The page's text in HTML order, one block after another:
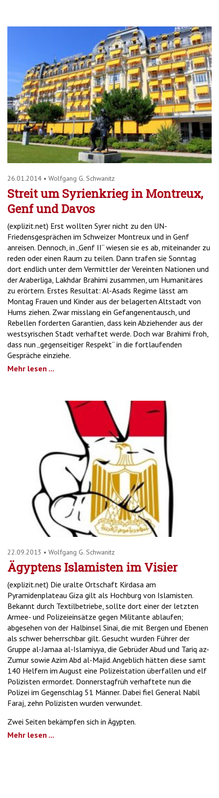
26.01.2014 • Wolfgang G. Schwanitz
Streit um Syrienkrieg in Montreux,
Genf und Davos
(explizit.net) Erst wollten Syrer nicht zu den UN-
Friedensgesprächen im Schweizer Montreux und in Genf
anreisen. Dennoch, in „Genf II“ wiesen sie es ab, miteinander zu
reden oder einen Raum zu teilen. Dann trafen sie Sonntag
dort endlich unter dem Vermittler der Vereinten Nationen und
der Araberliga, Lakhdar Brahimi zusammen, um Humanitäres
zu erörtern. Erstes Resultat: Al-Asads Regime lässt am
Montag Frauen und Kinder aus der belagerten Altstadt von
Hums ziehen. Zwar misslang ein Gefangenentausch, und
Rebellen forderten Garantien, dass kein Abziehender aus der
westsyrischen Stadt verhaftet werde. Doch war Brahimi froh,
dass nun „gegenseitiger Respekt“ in die fortlaufenden
Gespräche einziehe.
Mehr lesen ...
22.09.2013 • Wolfgang G. Schwanitz
Ägyptens Islamisten im Visier
(explizit.net) Die uralte Ortschaft Kirdasa am
Pyramidenplateau Giza gilt als Hochburg von Islamisten.
Bekannt durch Textilbetriebe, sollte dort einer der letzten
Armee- und Polizeieinsätze gegen Militante ablaufen;
abgesehen von der Halbinsel Sinai, die mit Bergen und Ebenen
als schwer beherrschbar gilt. Gesucht wurden Führer der
Gruppe al-Jamaa al-Islamiyya, die Gebrüder Abud und Tariq az-
Zumur sowie Azim Abd al-Majid. Angeblich hätten diese samt
140 Helfern im August eine Polizeistation überfallen und elf
Polizisten ermordet. Donnerstagfrüh verhaftete nun die
Polizei im Gegenschlag 51 Männer. Dabei fiel General Nabil
Faraj, zehn Polizisten wurden verwundet.
Zwei Seiten bekämpfen sich in Ägypten.
Mehr lesen ...